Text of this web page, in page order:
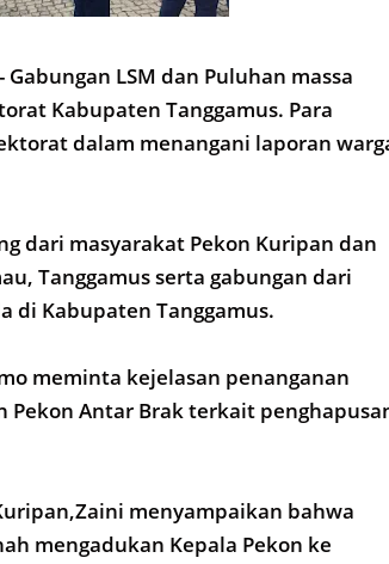
LSM dan Puluhan massa
Kabupaten Tanggamus. Para
dalam menangani laporan
dari masyarakat Pekon Kuripan dan
Tanggamus serta gabungan dari
di Kabupaten Tanggamus.
meminta kejelasan penanganan
Pekon Antar Brak terkait
menyampaikan bahwa
mengadukan Kepala Pekon ke